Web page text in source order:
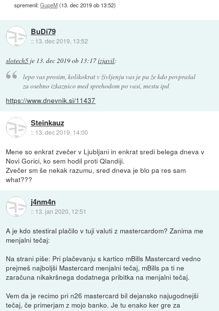
spremenil:GupeM(13. dec 2019 ob 13:52)
BuDi79
:: 13. dec 2019, 13:52
slotech5 je 13. dec 2019 ob 13:17izjavil:
lepo vas prosim, kolikokrat v življenju vas je pa že kdo povprašal
za osebno izkaznico med sprehodom po vasi, mestu ipd
https://www.dnevnik.si/11437
Steinkauz
:: 13. dec 2019, 14:00
Mene so enkrat zvečer v Ljubljani in enkrat sredi belega dneva v
Novi Gorici, ko sem hodil proti Qlandiji.
Zvečer sm še nekak razumu, sred dneva je blo pa res sam
what???
j4nm4n
:: 13. jan 2020, 12:51
A je kdo stestiral plačilo v tuji valuti z mastercardom? Zanima me
menjalni tečaj:
Na strani piše: Pri plačevanju s kartico mBills Mastercard vedno
prejmeš najboljši Mastercard menjalni tečaj, mBills pa ti ne
zaračuna nikakršnega dodatnega pribitka na menjalni tečaj.
Vem da je recimo pri n26 mastercard bil dejansko najugodnejši
tečaj, če primerjam z mojo banko. Je tu enako ker gre za